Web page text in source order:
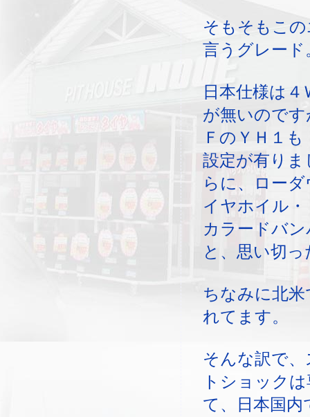
そもそもこ
言うグレード
日本仕様は
が無いので
ＦのＹＨ１も
設定が有り
らに、ロー
イヤホイル・
カラードバ
と、思い切
ちなみに北
れてます。
そんな訳で
トショック
て、日本国内